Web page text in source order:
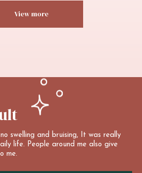
View more
no swelling and bruising, It was really
life. People around me also give
me.